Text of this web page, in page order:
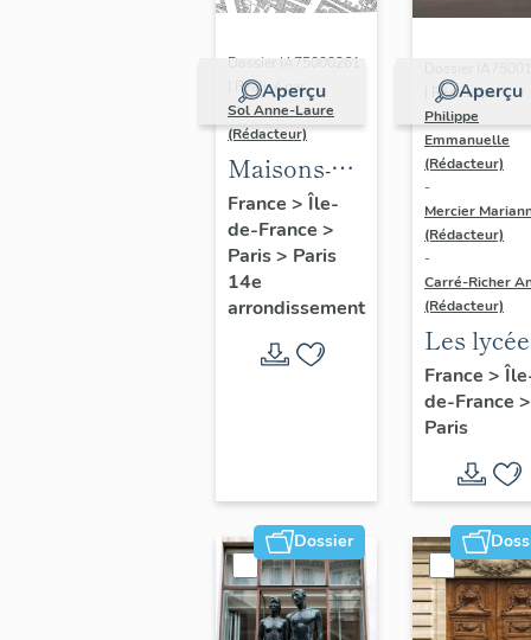
Aperçu
Dossier IA75000261
| Réalisé par
Sol Anne-Laure
(Rédacteur)
Maisons-
immeubles
France > Île-
de-France >
Paris> Paris
14e
arrondissement
Aperçu
| Réalisé par
Philippe
Emmanuelle
(Rédacteur)
-
Mercier
(Rédacteur)
-
Carré-Richer
(Rédacteur)
Les
Jean-
Dondel
Roger
Dhuit
France >
de-France >
Paris
Dossier